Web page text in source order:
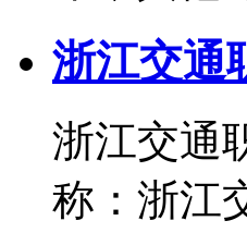
浙江交通
浙江交通
称：浙